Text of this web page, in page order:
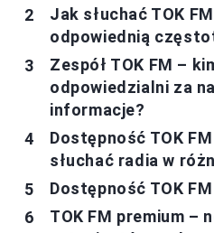
Jak słuchać TOK
odpowiednią
Zespół TOK FM –
odpowiedzialni za
informacje?
Dostępność TOK
słuchać radia w
Dostępność TOK
TOK FM premium –